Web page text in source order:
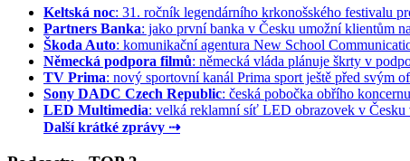
Keltská noc: 31. ročník legendárního krkonošského festivalu
Partners Banka: jako první banka v Česku umožní klientům
Škoda Auto: komunikační agentura New School
Německá podpora filmů: německá vláda plánuje škrty v
TV Prima: nový sportovní kanál Prima sport ještě před svým
Sony DADC Czech Republic: česká pobočka obřího
LED Multimedia: velká reklamní síť LED obrazovek v
Další krátké zprávy ⇢